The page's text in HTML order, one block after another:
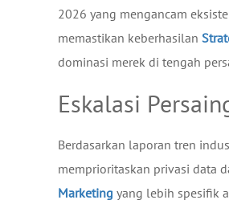
2026 yang mengancam
memastikan keberhasilan
dominasi merek di tengah
Eskalasi
Berdasarkan laporan tren
memprioritaskan privasi data
Marketing yang lebih spesifik